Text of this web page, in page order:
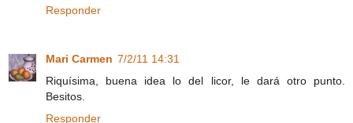
Responder
Mari Carmen 7/2/11 14:31
Riquísima, buena idea lo del licor, le dará otro punto.
Besitos.
Responder